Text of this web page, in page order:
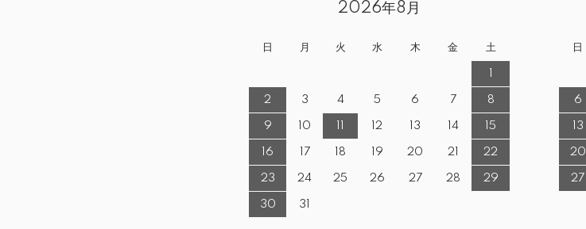
2026年8月
日 月 火 水 木 金 土
2 3 4 5 6 7 8
9 10 12 13 14 15
16 17 18 19 20 21 22
23 24 25 26 27 28 29
30 31
日
6
13
20
27